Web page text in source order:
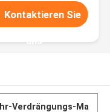
Kontaktieren Sie
uns
Verdrängungs-Ma